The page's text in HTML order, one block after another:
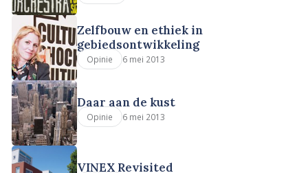
Zelfbouw en ethiek in
gebiedsontwikkeling
Opinie 6 mei 2013
Daar aan de kust
Opinie 6 mei 2013
VINEX Revisited